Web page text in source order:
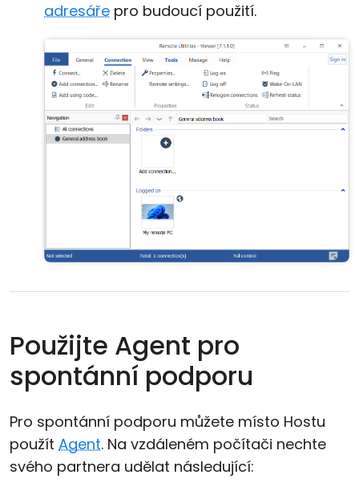
adresáře pro budoucí použití.
Použijte Agent pro
spontánní podporu
Pro spontánní podporu můžete místo Hostu
použít Agent. Na vzdáleném počítači nechte
svého partnera udělat následující: